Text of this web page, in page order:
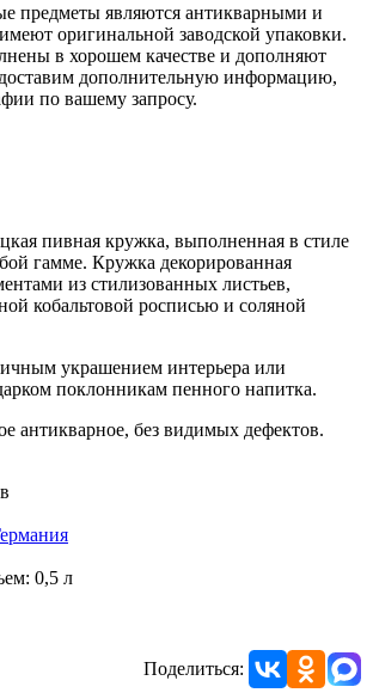
предметы являются антикварными и
оригинальной заводской упаковки.
в хорошем качестве и дополняют
дополнительную информацию,
по вашему запросу.
пивная кружка, выполненная в стиле
гамме. Кружка декорированная
из стилизованных листьев,
кобальтовой росписью и соляной
украшением интерьера или
поклонникам пенного напитка.
антикварное, без видимых дефектов.
0,5 л
Поделиться: